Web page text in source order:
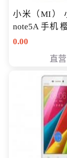
小米（MI）
note5A 手机
版 全网通
0.00
直营